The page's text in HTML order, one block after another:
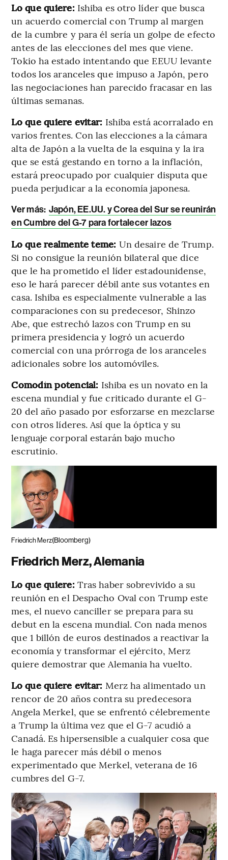
Lo que quiere: Ishiba es otro líder que busca
un acuerdo comercial con Trump al margen
de la cumbre y para él sería un golpe de efecto
antes de las elecciones del mes que viene.
Tokio ha estado intentando que EEUU levante
todos los aranceles que impuso a Japón, pero
las negociaciones han parecido fracasar en las
últimas semanas.
Lo que quiere evitar: Ishiba está acorralado en
varios frentes. Con las elecciones a la cámara
alta de Japón a la vuelta de la esquina y la ira
que se está gestando en torno a la inflación,
estará preocupado por cualquier disputa que
pueda perjudicar a la economía japonesa.
Ver más: Japón, EE.UU. y Corea del Sur se reunirán
en Cumbre del G-7 para fortalecer lazos
Lo que realmente teme: Un desaire de Trump.
Si no consigue la reunión bilateral que dice
que le ha prometido el líder estadounidense,
eso le hará parecer débil ante sus votantes en
casa. Ishiba es especialmente vulnerable a las
comparaciones con su predecesor, Shinzo
Abe, que estrechó lazos con Trump en su
primera presidencia y logró un acuerdo
comercial con una prórroga de los aranceles
adicionales sobre los automóviles.
Comodín potencial: Ishiba es un novato en la
escena mundial y fue criticado durante el G-
20 del año pasado por esforzarse en mezclarse
con otros líderes. Así que la óptica y su
lenguaje corporal estarán bajo mucho
escrutinio.
Friedrich Merz(Bloomberg)
Friedrich Merz, Alemania
Lo que quiere: Tras haber sobrevivido a su
reunión en el Despacho Oval con Trump este
mes, el nuevo canciller se prepara para su
debut en la escena mundial. Con nada menos
que 1 billón de euros destinados a reactivar la
economía y transformar el ejército, Merz
quiere demostrar que Alemania ha vuelto.
Lo que quiere evitar: Merz ha alimentado un
rencor de 20 años contra su predecesora
Angela Merkel, que se enfrentó célebremente
a Trump la última vez que el G-7 acudió a
Canadá. Es hipersensible a cualquier cosa que
le haga parecer más débil o menos
experimentado que Merkel, veterana de 16
cumbres del G-7.